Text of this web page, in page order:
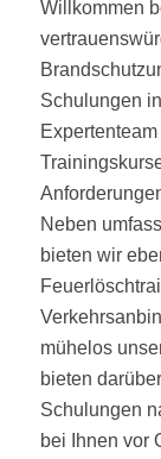
Willkommen
Schulungen
Neben
bieten wir
mühelos
bieten
Schulungen
bei Ihnen vor